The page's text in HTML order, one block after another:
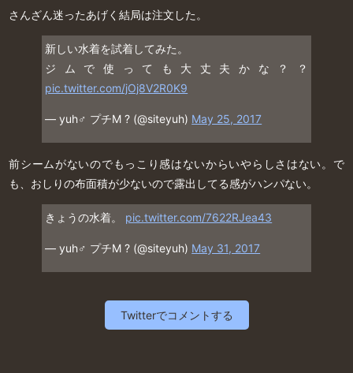
さんざん迷ったあげく結局は注文した。
新しい水着を試着してみた。
ジムで使っても大丈夫かな？？
pic.twitter.com/jOj8V2R0K9
— yuh♂ プチM ? (@siteyuh) May 25, 2017
前シームがないのでもっこり感はないからいやらしさはない。で
も、おしりの布面積が少ないので露出してる感がハンパない。
きょうの水着。 pic.twitter.com/7622RJea43
— yuh♂ プチM ? (@siteyuh) May 31, 2017
Twitterでコメントする